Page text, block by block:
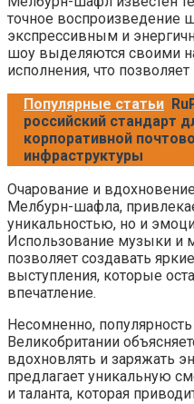
точное воспроизведение
экспрессивным и
шоу выделяются своими
исполнения, что
Популярные статьи
российский стандарт
корпоративной
инфраструктуры
Очарование и
Мелбурн-шафла,
уникальностью, но и
Использование музыки и
позволяет создавать
выступления, которые
впечатление.
Несомненно,
Великобритании
вдохновлять и заряжать
предлагает уникальную
и таланта, которая